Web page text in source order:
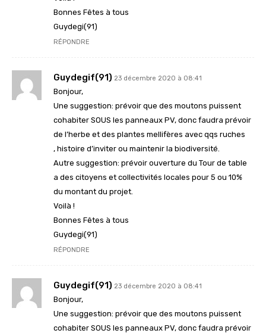
Bonnes Fêtes à tous
Guydegi(91)
RÉPONDRE
Guydegif(91) 23 décembre 2020 à 08:41
Bonjour,
Une suggestion: prévoir que des moutons puissent
cohabiter SOUS les panneaux PV, donc faudra prévoir
de l’herbe et des plantes mellifères avec qqs ruches
, histoire d’inviter ou maintenir la biodiversité.
Autre suggestion: prévoir ouverture du Tour de table
a des citoyens et collectivités locales pour 5 ou 10%
du montant du projet.
Voilà !
Bonnes Fêtes à tous
Guydegi(91)
RÉPONDRE
Guydegif(91) 23 décembre 2020 à 08:41
Bonjour,
Une suggestion: prévoir que des moutons puissent
cohabiter SOUS les panneaux PV, donc faudra prévoir